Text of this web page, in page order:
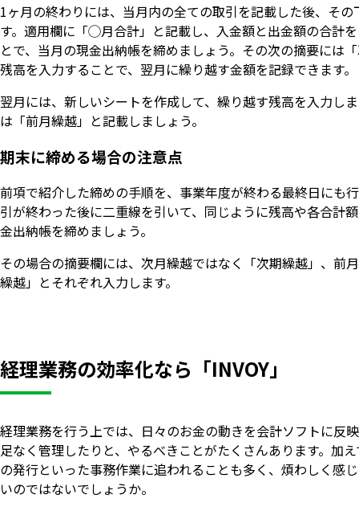
1ヶ月の終わりには、当月内の全ての取引を記載した後、そ
す。適用欄に「◯月合計」と記載し、入金額と出金額の合計
とで、当月の現金出納帳を締めましょう。その次の摘要には
残高を入力することで、翌月に繰り越す金額を記録できます。
翌月には、新しいシートを作成して、繰り越す残高を入力し
は「前月繰越」と記載しましょう。
期末に締める場合の注意点
前項で紹介した締めの手順を、事業年度が終わる最終日にも
引が終わった後に二重線を引いて、同じように残高や各合計
金出納帳を締めましょう。
その場合の摘要欄には、次月繰越ではなく「次期繰越」、前
繰越」とそれぞれ入力します。
経理業務の効率化なら「INVOY」
経理業務を行う上では、日々のお金の動きを会計ソフトに反
足なく管理したりと、やるべきことがたくさんあります。加
の発行といった事務作業に追われることも多く、煩わしく感
いのではないでしょうか。